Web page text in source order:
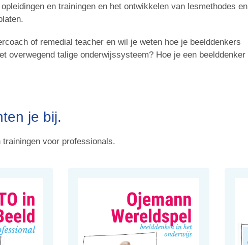
en trainingen en het ontwikkelen van lesmethodes en
of remedial teacher en wil je weten hoe je beelddenkers
overwegend talige onderwijssysteem? Hoe je een beelddenker
je bij.
voor professionals.